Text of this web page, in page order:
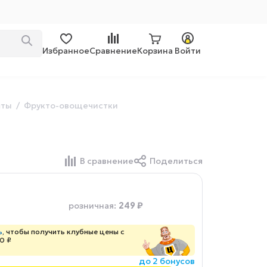
ИзбранноеСравнениеКорзина Войти
Фрукто-овощечистки
В сравнение Поделиться
розничная: 249 ₽
, чтобы получить клубные цены с
₽
до 2 бонусов